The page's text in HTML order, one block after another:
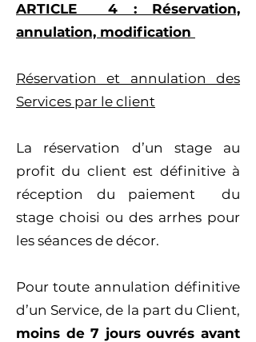
ARTICLE 4 : Réservation,
annulation, modification
Réservation et annulation des
Services par le client
La réservation d’un stage au
profit du client est définitive à
réception du paiement du
stage choisi ou des arrhes pour
les séances de décor.
Pour toute annulation définitive
d’un Service, de la part du Client,
moins de 7 jours ouvrés avant